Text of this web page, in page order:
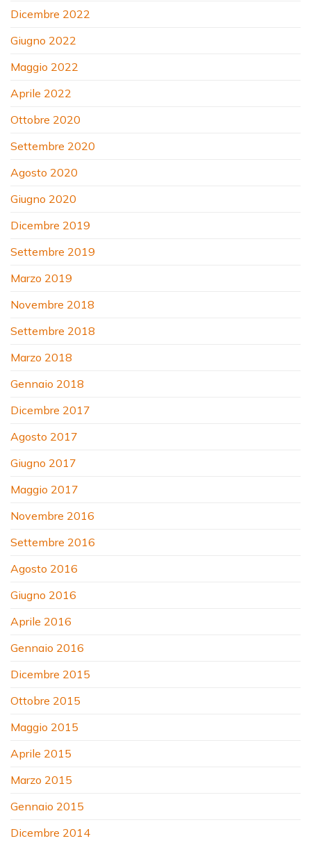
Dicembre 2022
Giugno 2022
Maggio 2022
Aprile 2022
Ottobre 2020
Settembre 2020
Agosto 2020
Giugno 2020
Dicembre 2019
Settembre 2019
Marzo 2019
Novembre 2018
Settembre 2018
Marzo 2018
Gennaio 2018
Dicembre 2017
Agosto 2017
Giugno 2017
Maggio 2017
Novembre 2016
Settembre 2016
Agosto 2016
Giugno 2016
Aprile 2016
Gennaio 2016
Dicembre 2015
Ottobre 2015
Maggio 2015
Aprile 2015
Marzo 2015
Gennaio 2015
Dicembre 2014